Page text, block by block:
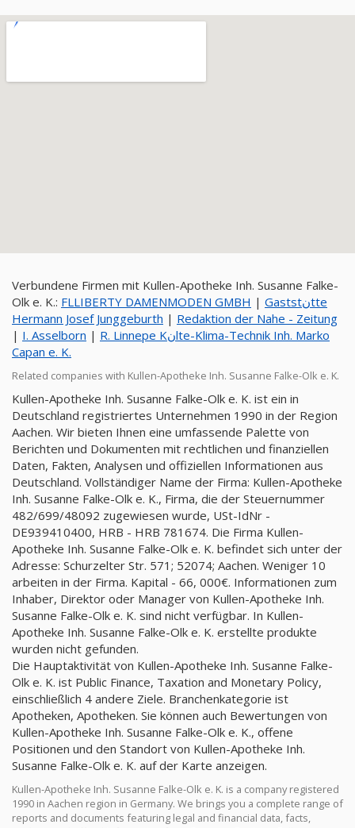
Verbundene Firmen mit Kullen-Apotheke Inh. Susanne Falke-
Olk e. K.: FLLIBERTY DAMENMODEN GMBH | Gaststنtte
Hermann Josef Junggeburth | Redaktion der Nahe - Zeitung
| I. Asselborn | R. Linnepe Kنlte-Klima-Technik Inh. Marko
Capan e. K.
Related companies with Kullen-Apotheke Inh. Susanne Falke-Olk e. K.
Kullen-Apotheke Inh. Susanne Falke-Olk e. K. ist ein in
Deutschland registriertes Unternehmen 1990 in der Region
Aachen. Wir bieten Ihnen eine umfassende Palette von
Berichten und Dokumenten mit rechtlichen und finanziellen
Daten, Fakten, Analysen und offiziellen Informationen aus
Deutschland. Vollständiger Name der Firma: Kullen-Apotheke
Inh. Susanne Falke-Olk e. K., Firma, die der Steuernummer
482/699/48092 zugewiesen wurde, USt-IdNr -
DE939410400, HRB - HRB 781674. Die Firma Kullen-
Apotheke Inh. Susanne Falke-Olk e. K. befindet sich unter der
Adresse: Schurzelter Str. 571; 52074; Aachen. Weniger 10
arbeiten in der Firma. Kapital - 66, 000€. Informationen zum
Inhaber, Direktor oder Manager von Kullen-Apotheke Inh.
Susanne Falke-Olk e. K. sind nicht verfügbar. In Kullen-
Apotheke Inh. Susanne Falke-Olk e. K. erstellte produkte
wurden nicht gefunden.
Die Hauptaktivität von Kullen-Apotheke Inh. Susanne Falke-
Olk e. K. ist Public Finance, Taxation and Monetary Policy,
einschließlich 4 andere Ziele. Branchenkategorie ist
Apotheken, Apotheken. Sie können auch Bewertungen von
Kullen-Apotheke Inh. Susanne Falke-Olk e. K., offene
Positionen und den Standort von Kullen-Apotheke Inh.
Susanne Falke-Olk e. K. auf der Karte anzeigen.
Kullen-Apotheke Inh. Susanne Falke-Olk e. K. is a company registered
1990 in Aachen region in Germany. We brings you a complete range of
reports and documents featuring legal and financial data, facts,